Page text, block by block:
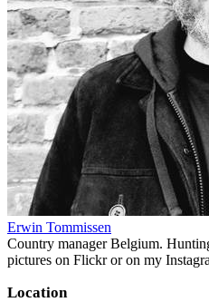
Erwin Tommissen
Country manager Belgium.
pictures on Flickr or on my
Location